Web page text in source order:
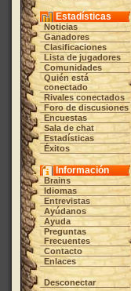
Estadísticas
Noticias
Ganadores
Clasificaciones
Lista de jugadores
Comunidades
Quién está
conectado
Rivales conectados
Foro de discusiones
Encuestas
Sala de chat
Estadísticas
Éxitos
Información
Brains
Idiomas
Entrevistas
Ayúdanos
Ayuda
Preguntas
Frecuentes
Contacto
Enlaces
Desconectar